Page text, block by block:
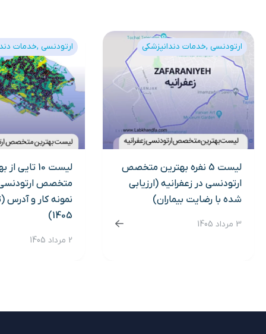
ارتودنسی خدمات دندانپزشکی
لیست 5 نفره بهترین متخصص
ارتودنسی در زعفرانیه (ارزیابی
شده با رضایت بیماران)
3 مرداد 1405
ارتودنسی خدمات
لیست 10 تایی
متخصص
نمونه کار و آدرس
1405)
2 مرداد 1405